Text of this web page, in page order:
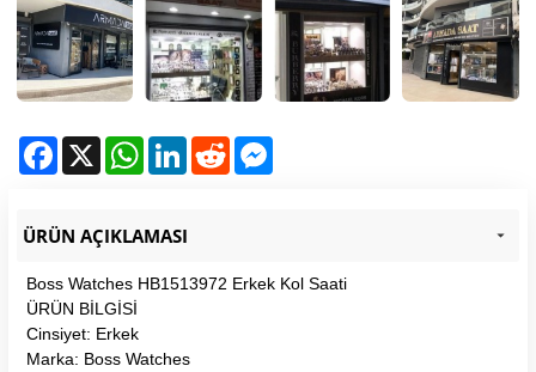
Facebook
X WhatsAppLinkedInReddit
ÜRÜN AÇIKLAMASI
Boss Watches HB1513972 Erkek Kol Saati
ÜRÜN BİLGİSİ
Cinsiyet: Erkek
Marka: Boss Watches